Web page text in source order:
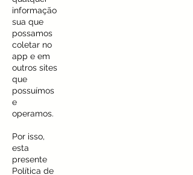
informação
sua que
possamos
coletar no
app e em
outros sites
que
possuímos
e
operamos.
Por isso,
esta
presente
Política de